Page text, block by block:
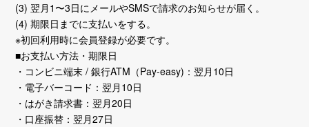
(3) 翌月1〜3日にメールやSMSで請求のお知らせが届く。
(4) 期限日までに支払いをする。
※初回利用時に会員登録が必要です。
■お支払い方法・期限日
・コンビニ端末 / 銀行ATM（Pay-easy)：翌月10日
・電子バーコード：翌月10日
・はがき請求書：翌月20日
・口座振替：翌月27日